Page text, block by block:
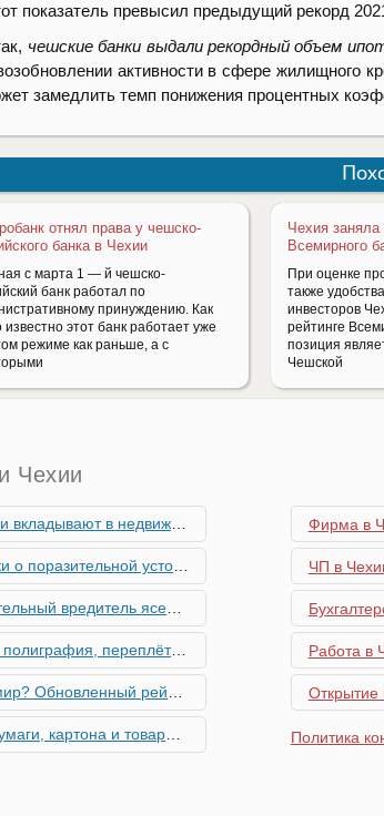
показатель превысил предыдущий рекорд
чешские банки выдали рекордный объем
активности в сфере жилищного
замедлить темп понижения процентных
отнял права у чешско-
банка в Чехии
с марта 1 — й чешско-
банк работал по
принуждению. Как
известно этот банк работает уже
режиме как раньше, а с
Чехия заняла
Всемирного
При оценке
также
инвесторов
рейтинге
позиция
Чешской
Чехии
и почему меняются их предпочтения?
устойчивости экономики Чехии
к Чехии, необходима бдительность граждан
работы в Чехии - простая лицензия №14
глобальной мобильности 2026 года
материалов в Чехии - простая лицензия №13
Фирма в
ЧП в
Работа в
Открытие
Политика